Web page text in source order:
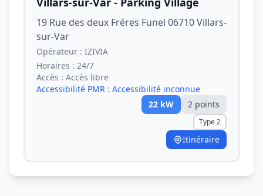
19 Rue des deux Fréres Funel 06710 Villars-
sur-Var
Opérateur : IZIVIA
Horaires : 24/7
Accès : Accès libre
Accessibilité PMR : Accessibilité inconnue
22 kW 2 points
Type 2
Itinéraire